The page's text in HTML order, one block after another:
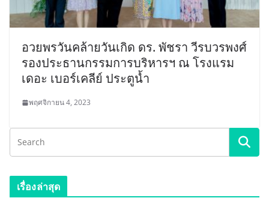
อวยพรวันคล้ายวันเกิด ดร. พัชรา วีรบวรพงศ์
รองประธานกรรมการบริหารฯ ณ โรงแรม
เดอะ เบอร์เคลีย์ ประตูน้ำ
พฤศจิกายน 4, 2023
เรื่องล่าสุด